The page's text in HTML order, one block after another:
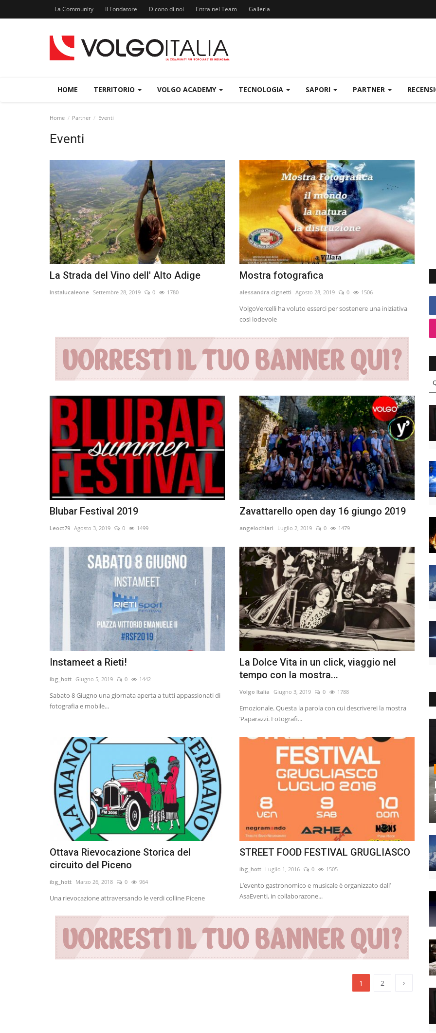
La Community Il Fondatore Dicono di noi Entra nel Team Galleria
HOME TERRITORIO VOLGO ACADEMY TECNOLOGIA SAPORI PARTNER
Home Partner Eventi
Eventi
La Strada del Vino dell' Alto Adige
Instalucaleone Settembre 28, 2019 0 1780
Mostra fotografica
alessandra.cignetti Agosto 28, 2019 0 1506
VolgoVercelli ha voluto esserci per sostenere una iniziativa
così lodevole
Blubar Festival 2019
Leoct79 Agosto 3, 2019 0 1499
Zavattarello open day 16 giungo 2019
angelochiari Luglio 2, 2019 0 1479
Instameet a Rieti!
ibg_hott Giugno 5, 2019 0 1442
Sabato 8 Giugno una giornata aperta a tutti appassionati di
fotografia e mobile...
La Dolce Vita in un click, viaggio nel
tempo con la mostra...
Volgo Italia Giugno 3, 2019 0 1788
Emozionale. Questa la parola con cui descriverei la mostra
‘Paparazzi. Fotografi...
Ottava Rievocazione Storica del
circuito del Piceno
ibg_hott Marzo 26, 2018 0 964
Una rievocazione attraversando le verdi colline Picene
STREET FOOD FESTIVAL GRUGLIASCO
ibg_hott Luglio 1, 2016 0 1505
L’evento gastronomico e musicale è organizzato dall’
AsaEventi, in collaborazone...
1 2 ›